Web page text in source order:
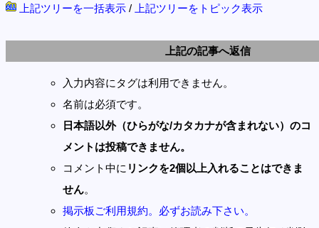
上記ツリーを一括表示 / 上記ツリーをトピック表示
上記の記事へ返信
入力内容にタグは利用できません。
名前は必須です。
日本語以外（ひらがな/カタカナが含まれない）のコ
メントは投稿できません。
コメント中に リンクを2個以上入れることはできま
せん。
掲示板ご利用規約。必ずお読み下さい。